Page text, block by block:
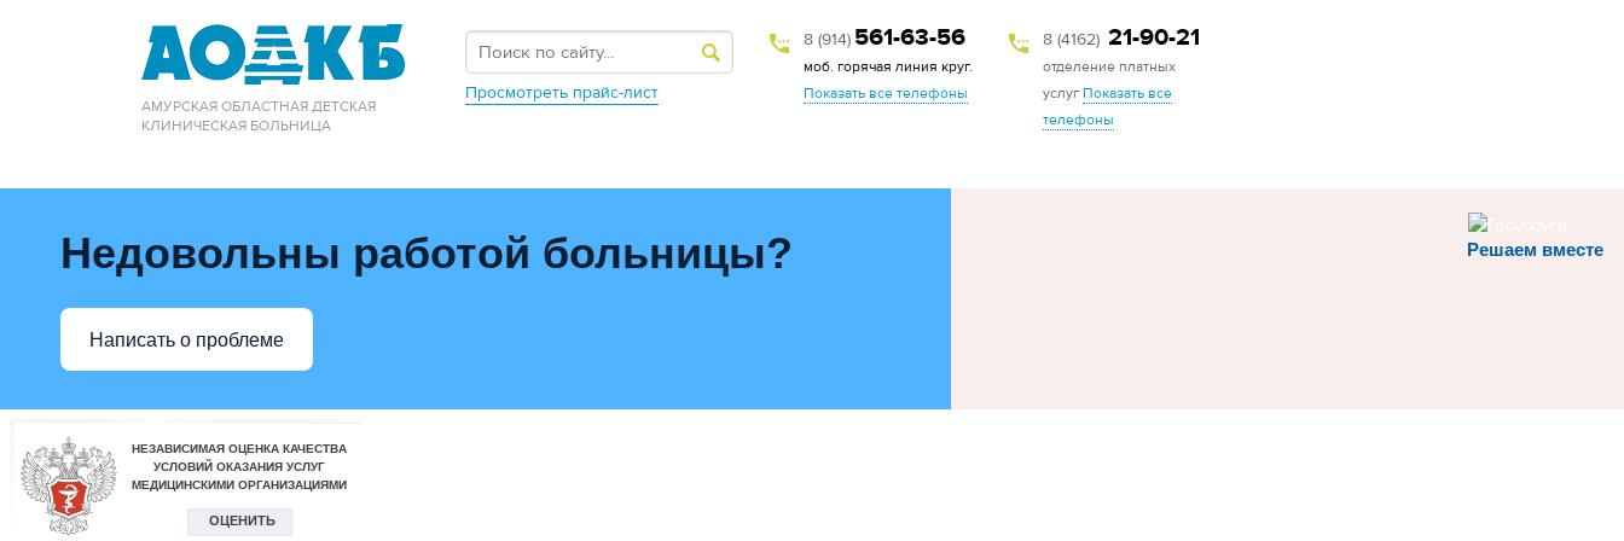
АМУРСКАЯ ОБЛАСТНАЯ ДЕТСКАЯ
КЛИНИЧЕСКАЯ БОЛЬНИЦА
Просмотреть прайс-лист
8 (914) 561-63-56
моб. горячая линия круг.
Показать все телефоны
8 (4162) 21-90-21
отделение платных
услуг Показать все
телефоны
Решаем вместе
Недовольны работой больницы?
Написать о проблеме